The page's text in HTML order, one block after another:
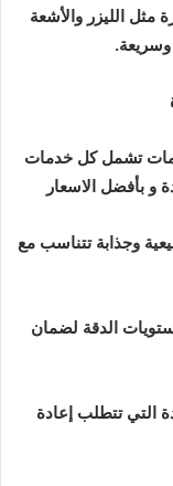
مثل الليزر والأشعة
وسريعة.
تشمل كل خدمات
بأفضل الاسعار
وجذابة تتناسب مع
الدقة لضمان
التي تتطلب إعادة